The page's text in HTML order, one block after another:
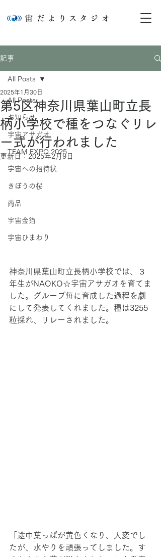
記事
All Posts
お知らせ
宇宙アサガオ
TEAM EXPO 2025
宇宙への招待状
きぼうの桜
商品
宇宙金箔
宇宙ひまわり
All Posts
第5区神奈川県葉山町立長
柄小学校で種をつなぐリレ
ー式が行われました
2025年1月30日
更新日： 2025年2月9日
神奈川県葉山町立長柄小学校では、３
年生がNAOKO☆宇宙アサガオを育てま
した。グループ毎に育成した過程を劇
にして発表してくれました。種は3255
粒採れ、リレーされました。
「途中葉っぱが黄色くなり、大変でし
たが、水やりを頑張ってしました。す